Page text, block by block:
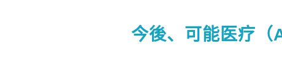
今後、可能医疗（